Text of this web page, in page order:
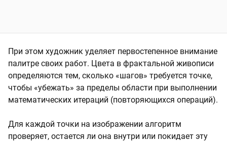
При этом художник уделяет первостепенное внимание
палитре своих работ. Цвета в фрактальной живописи
определяются тем, сколько «шагов» требуется точке,
чтобы «убежать» за пределы области при выполнении
математических итераций (повторяющихся операций).
Для каждой точки на изображении алгоритм
проверяет, остается ли она внутри или покидает эту